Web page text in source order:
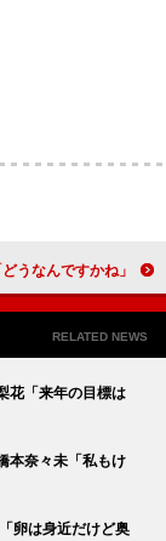
回答 「今はフリー？」に「どうなんですかね」
RELATED NEWS
花「来年の目標は
本奈々未「私もけ
卵は身近だけど奥